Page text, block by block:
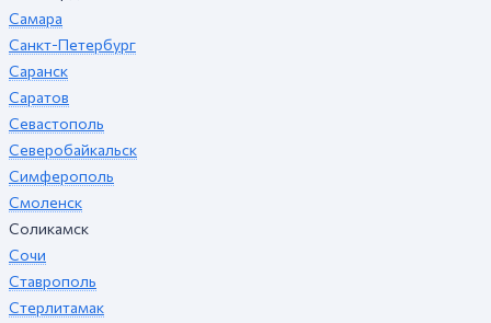
Самара
Санкт-Петербург
Саранск
Саратов
Севастополь
Северобайкальск
Симферополь
Смоленск
Соликамск
Сочи
Ставрополь
Стерлитамак